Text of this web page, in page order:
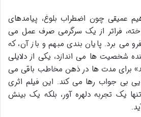
عمیقی چون اضطراب بلوغ، پیامدهای
فراتر از یک سرگرمی صرف عمل می
می برد. پایان بندی مبهم و باز آن، که
شخصیت ها می اندازد، یکی از دلایلی
برای مدت ها در ذهن مخاطب باقی می
بی جواب رها می کند. این فیلم اثری
یک تجربه دلهره آور، بلکه یک بینش